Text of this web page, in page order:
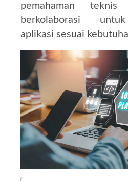
pemahaman
berkolaborasi
aplikasi sesuai